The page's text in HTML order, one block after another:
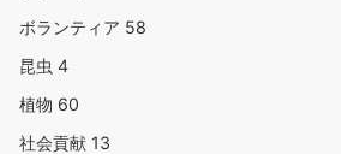
ボランティア 58
昆虫 4
植物 60
社会貢献 13